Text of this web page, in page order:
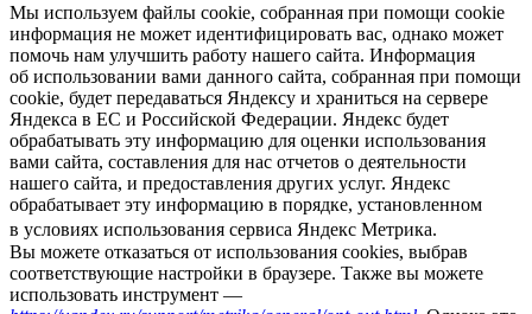
Мы используем файлы cookie, собранная при помощи cookie
информация не может идентифицировать вас, однако может
помочь нам улучшить работу нашего сайта. Информация
об использовании вами данного сайта, собранная при помощи
cookie, будет передаваться Яндексу и храниться на сервере
Яндекса в ЕС и Российской Федерации. Яндекс будет
обрабатывать эту информацию для оценки использования
вами сайта, составления для нас отчетов о деятельности
нашего сайта, и предоставления других услуг. Яндекс
обрабатывает эту информацию в порядке, установленном
в условиях использования сервиса Яндекс Метрика.
Вы можете отказаться от использования cookies, выбрав
соответствующие настройки в браузере. Также вы можете
использовать инструмент —